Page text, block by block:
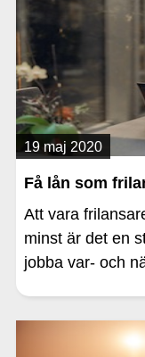
19 maj 2020
Få lån som
Att vara
minst är det en
jobba var- och